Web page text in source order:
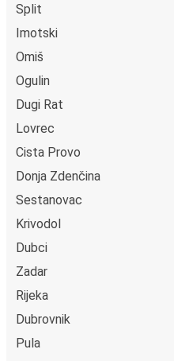
Split
Imotski
Omiš
Ogulin
Dugi Rat
Lovrec
Cista Provo
Donja Zdenčina
Sestanovac
Krivodol
Dubci
Zadar
Rijeka
Dubrovnik
Pula